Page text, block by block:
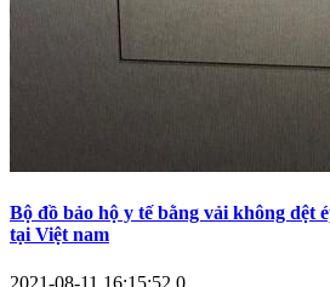
Bộ đồ bảo hộ y tế bằng vải không dệt
tại Việt nam
2021-08-11 16:15:52 0